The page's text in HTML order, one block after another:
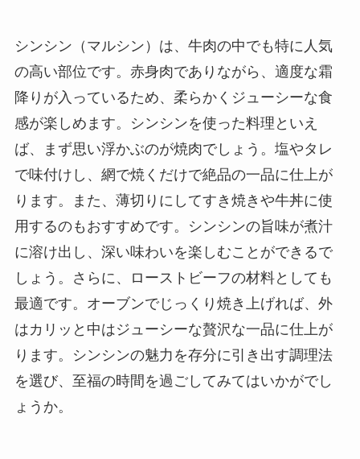
シンシン（マルシン）は、牛肉の中でも特に人気
の高い部位です。赤身肉でありながら、適度な霜
降りが入っているため、柔らかくジューシーな食
感が楽しめます。シンシンを使った料理といえ
ば、まず思い浮かぶのが焼肉でしょう。塩やタレ
で味付けし、網で焼くだけで絶品の一品に仕上が
ります。また、薄切りにしてすき焼きや牛丼に使
用するのもおすすめです。シンシンの旨味が煮汁
に溶け出し、深い味わいを楽しむことができるで
しょう。さらに、ローストビーフの材料としても
最適です。オーブンでじっくり焼き上げれば、外
はカリッと中はジューシーな贅沢な一品に仕上が
ります。シンシンの魅力を存分に引き出す調理法
を選び、至福の時間を過ごしてみてはいかがでし
ょうか。